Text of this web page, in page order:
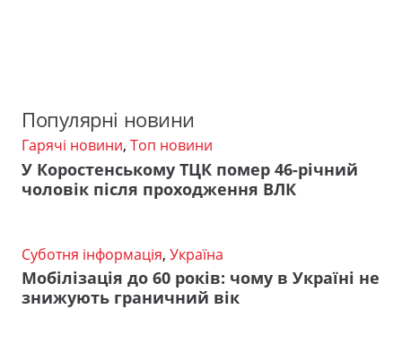
Популярні новини
Гарячі новини, Топ новини
У Коростенському ТЦК помер 46-річний
чоловік після проходження ВЛК
Суботня інформація, Україна
Мобілізація до 60 років: чому в Україні не
знижують граничний вік